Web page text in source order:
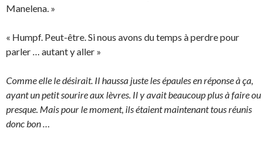
Manelena. »
« Humpf. Peut-être. Si nous avons du temps à perdre pour
parler … autant y aller »
Comme elle le désirait. Il haussa juste les épaules en réponse à ça,
ayant un petit sourire aux lèvres. Il y avait beaucoup plus à faire ou
presque. Mais pour le moment, ils étaient maintenant tous réunis
donc bon …